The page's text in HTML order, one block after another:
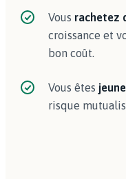
Vous rachetez
croissance et
bon coût.
Vous êtes
risque